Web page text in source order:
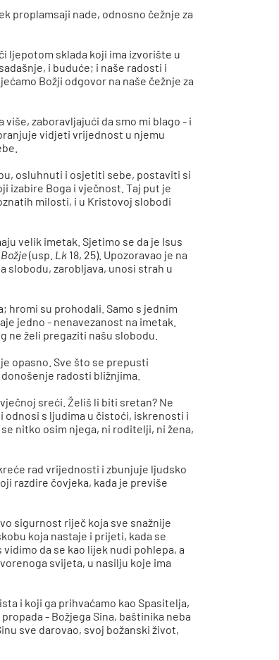
proplamsaji nade, odnosno čežnje za
ljepotom sklada koji ima izvorište u
i buduće; i naše radosti i
Božji odgovor na naše čežnje za
zaboravljajući da smo mi blago - i
vidjeti vrijednost u njemu
osluhnuti i osjetiti sebe, postaviti si
izabire Boga i vječnost. Taj put je
milosti, i u Kristovoj slobodi
velik imetak. Sjetimo se da je Isus
(usp. Lk 18, 25). Upozoravao je na
slobodu, zarobljava, unosi strah u
hromi su prohodali. Samo s jednim
jedno - nenavezanost na imetak.
ne želi pregaziti našu slobodu.
opasno. Sve što se prepusti
radosti bližnjima.
sreći. Želiš li biti sretan? Ne
s ljudima u čistoći, iskrenosti i
nitko osim njega, ni roditelji, ni žena,
rad vrijednosti i zbunjuje ljudsko
razdire čovjeka, kada je previše
sigurnost riječ koja sve snažnije
koja nastaje i prijeti, kada se
da se kao lijek nudi pohlepa, a
svijeta, u nasilju koje ima
i koji ga prihvaćamo kao Spasitelja,
- Božjega Sina, baštinika neba
sve darovao, svoj božanski život,